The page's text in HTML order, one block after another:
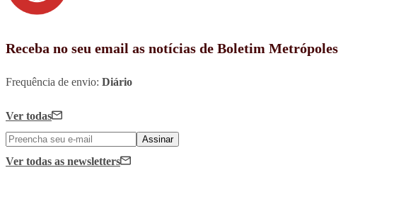
Receba no seu email as notícias de Boletim Metrópoles
Frequência de envio: Diário
Ver todas
Assinar
Ver todas as newsletters